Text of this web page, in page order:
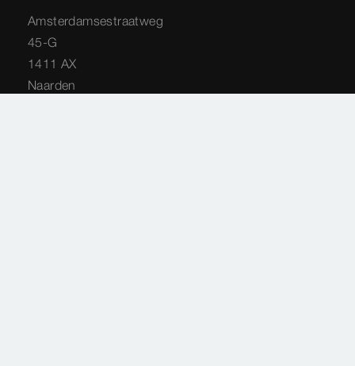
Amsterdamsestraatweg
45-G
1411 AX
Naarden